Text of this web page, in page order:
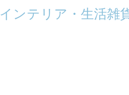
インテリア・生活雑